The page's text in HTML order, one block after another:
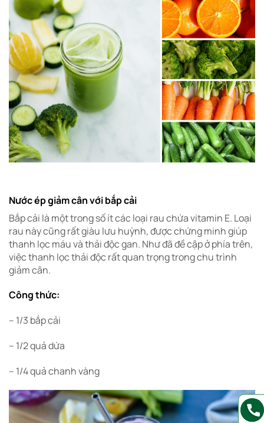
Nước ép giảm cân với bắp cải
Bắp cải là một trong số ít các loại rau chứa vitamin E. Loại
rau này cũng rất giàu lưu huỳnh, được chứng minh giúp
thanh lọc máu và thải độc gan. Như đã đề cập ở phía trên,
việc thanh lọc thải độc rất quan trọng trong chu trình
giảm cân.
Công thức:
– 1/3 bắp cải
– 1/2 quả dứa
– 1/4 quả chanh vàng